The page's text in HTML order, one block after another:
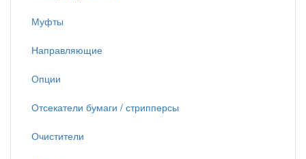
Муфты
Направляющие
Опции
Отсекатели бумаги / стрипперсы
Очистители